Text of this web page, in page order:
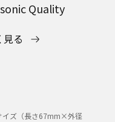
Quality
見る
イズ（長さ67mm×外径